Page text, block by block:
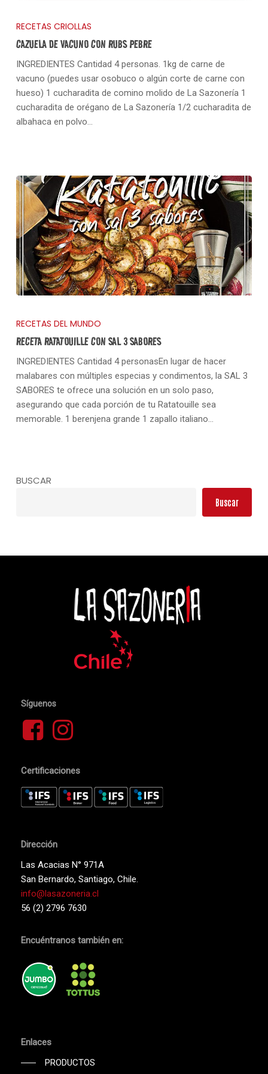
RECETAS CRIOLLAS
CAZUELA DE VACUNO CON RUBS PEBRE
INGREDIENTES Cantidad 4 personas. 1kg de carne de
vacuno (puedes usar osobuco o algún corte de carne con
hueso) 1 cucharadita de comino molido de La Sazonería 1
cucharadita de orégano de La Sazonería 1/2 cucharadita de
albahaca en polvo…
RECETAS DEL MUNDO
RECETA RATATOUILLE CON SAL 3 SABORES
INGREDIENTES Cantidad 4 personasEn lugar de hacer
malabares con múltiples especias y condimentos, la SAL 3
SABORES te ofrece una solución en un solo paso,
asegurando que cada porción de tu Ratatouille sea
memorable. 1 berenjena grande 1 zapallo italiano…
BUSCAR
Buscar
Síguenos
Certificaciones
Dirección
Las Acacias N° 971A
San Bernardo, Santiago, Chile.
info@lasazoneria.cl
56 (2) 2796 7630
Encuéntranos también en:
Enlaces
PRODUCTOS